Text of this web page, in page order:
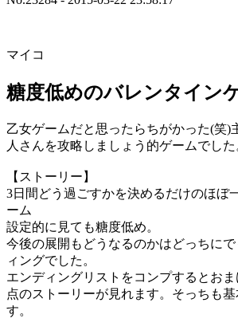
マイコ
糖度低めのバレンタイン
乙女ゲームだと思ったらちがかった(笑)
人さんを攻略しましょう的ゲームでした
【ストーリー】
3日間どう過ごすかを決めるだけのほぼ
ーム
設定的に見ても糖度低め。
今後の展開もどうなるのかはどっちに
ィングでした。
エンディングリストをコンプするとお
点のストーリーが見れます。そっちも
す。